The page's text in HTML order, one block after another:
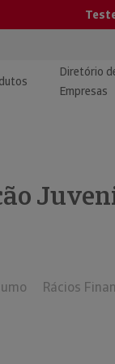
e
Diretório
Empresas
|
Rácios